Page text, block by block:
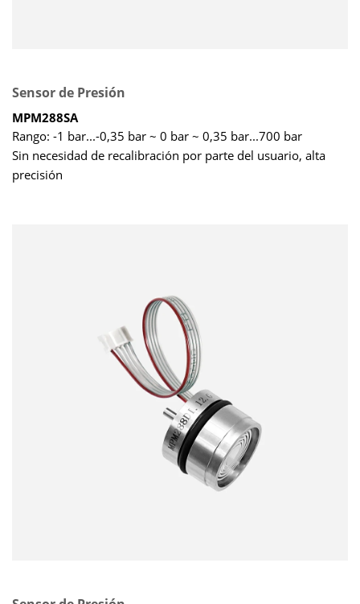
Sensor de Presión
MPM288SA
Rango: -1 bar...-0,35 bar ~ 0 bar ~ 0,35 bar...700 bar
Sin necesidad de recalibración por parte del usuario, alta
precisión